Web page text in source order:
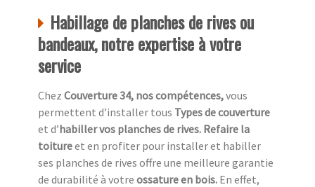
Habillage de planches de rives ou
bandeaux, notre expertise à votre
service
Chez Couverture 34, nos compétences,vous
permettent d’installer tous Types de couverture
et d’habiller vos planches de rives. Refaire la
toitureet en profiter pour installer et habiller
ses planches de rives offre une meilleure garantie
de durabilité à votre ossature en bois. En effet,